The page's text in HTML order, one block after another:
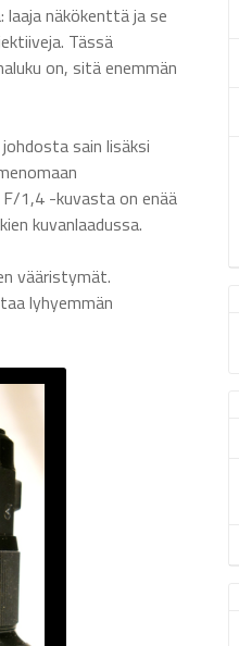
näkökenttä ja se
Tässä
on, sitä enemmän
sain lisäksi
1,4 -kuvasta on enää
kuvanlaadussa.
vääristymät.
lyhyemmän